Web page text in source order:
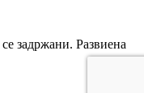
задржани. Развиена